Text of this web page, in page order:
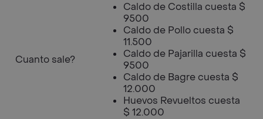
Cuanto sale?
Caldo de Costilla cuesta $
9500
Caldo de Pollo cuesta $
11.500
Caldo de Pajarilla cuesta $
9500
Caldo de Bagre cuesta $
12.000
Huevos Revueltos cuesta
$ 12.000